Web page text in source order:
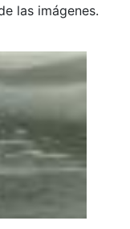
las imágenes.